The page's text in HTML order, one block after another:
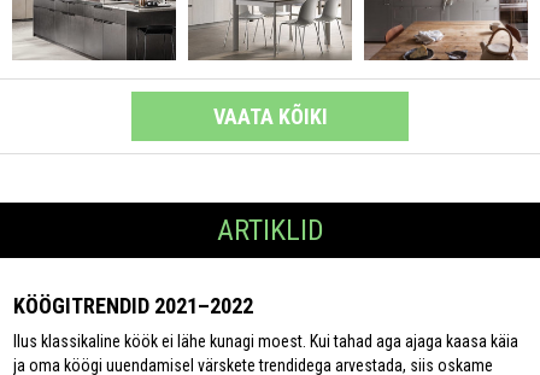
VAATA KÕIKI
ARTIKLID
KÖÖGITRENDID 2021–2022
Ilus klassikaline köök ei lähe kunagi moest. Kui tahad aga ajaga kaasa käia
ja oma köögi uuendamisel värskete trendidega arvestada, siis oskame